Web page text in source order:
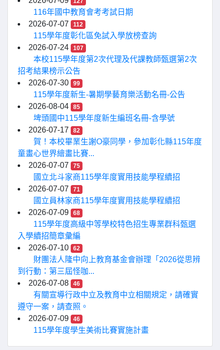
116年國中教育會考考試日期
2026-07-07
112
115學年度彰化區免試入學放榜查詢
2026-07-24
107
本校115學年度第2次代理及代課教師甄選第2次
招考結果榜示公告
2026-07-30
99
115學年度新生-暑期學藝育樂活動名冊-公告
2026-08-04
85
埤頭國中115學年度新生編班名冊-含學號
2026-07-17
82
賀！本校畢業生謝O豪同學，參加彰化縣115年度
童畫心世界繪畫比賽...
2026-07-07
75
國立北斗家商115學年度實用技能學程續招
2026-07-07
71
國立員林家商115學年度實用技能學程續招
2026-07-09
68
115學年度高級中等學校特色招生專業群科甄選
入學續招簡章彙編
2026-07-10
62
財團法人隆中向上教育基金會辦理「2026從思辨
到行動：第三屆怪咖...
2026-07-08
46
有關宣導行政中立及教育中立相關規定，請確實
遵守一案，請查照。
2026-07-09
46
115學年度學生美術比賽實施計畫